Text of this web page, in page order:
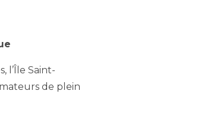
l’Île Saint-
de plein